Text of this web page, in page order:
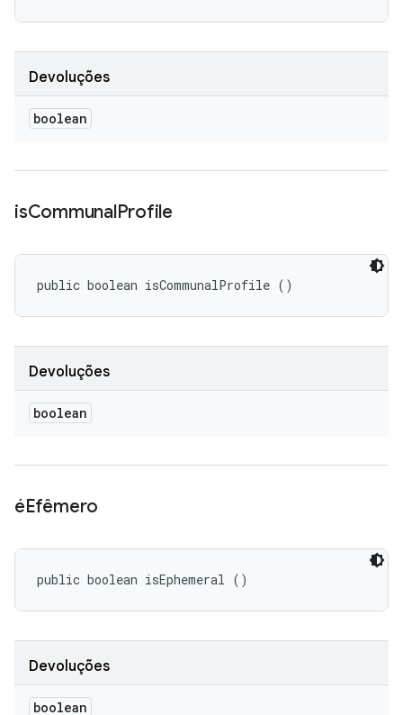
Devoluções
boolean
isCommunalProfile
public boolean isCommunalProfile ()
Devoluções
boolean
éEfêmero
public boolean isEphemeral ()
Devoluções
boolean